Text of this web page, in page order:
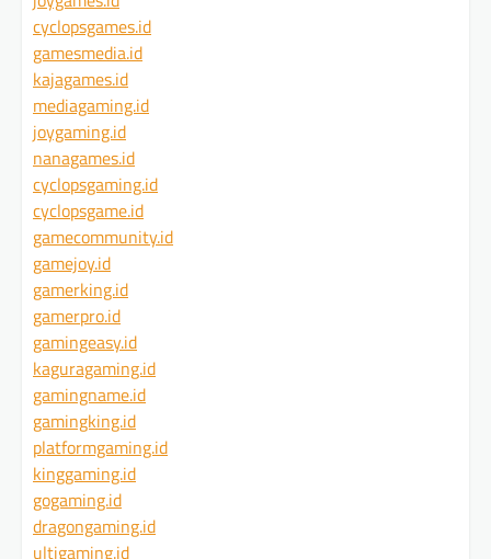
cyclopsgames.id
gamesmedia.id
kajagames.id
mediagaming.id
joygaming.id
nanagames.id
cyclopsgaming.id
cyclopsgame.id
gamecommunity.id
gamejoy.id
gamerking.id
gamerpro.id
gamingeasy.id
kaguragaming.id
gamingname.id
gamingking.id
platformgaming.id
kinggaming.id
gogaming.id
dragongaming.id
ultigaming.id